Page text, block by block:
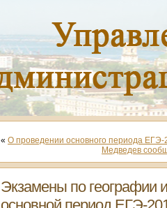
« О проведении основного периода ЕГЭ-
Медведев
Экзамены по географии